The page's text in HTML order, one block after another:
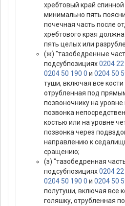
хребтовый край
минимально пять
почечная часть после
хребтового края
пять целых или
(ж) "тазобедренные
подсубпозициях0204 22
0204 50 190 0 и 0204 50
туши, включая все
отрубленная под
позвоночнику на
позвонка
костью или на уровне
позвонка через
направлению к
сращению;
(з) "тазобедренная
подсубпозициях0204 22
0204 50 190 0 и 0204 50
полутуши, включая все
голяшку, отрубленная